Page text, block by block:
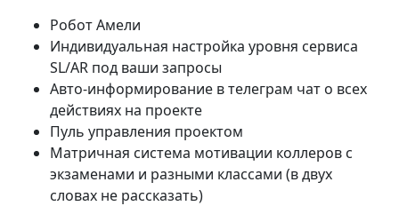
Робот Амели
Индивидуальная настройка уровня сервиса
SL/AR под ваши запросы
Авто-информирование в телеграм чат о всех
действиях на проекте
Пуль управления проектом
Матричная система мотивации коллеров с
экзаменами и разными классами (в двух
словах не рассказать)